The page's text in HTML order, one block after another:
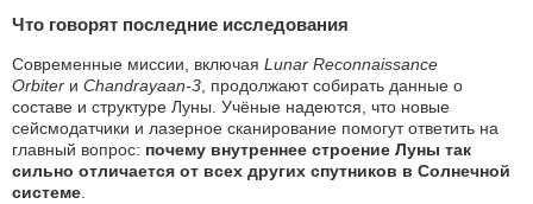
Что говорят последние исследования
Современные миссии, включая Lunar Reconnaissance
Orbiter и Chandrayaan-3 , продолжают собирать данные о
составе и структуре Луны. Учёные надеются, что новые
сейсмодатчики и лазерное сканирование помогут ответить на
главный вопрос: почему внутреннее строение Луны так
сильно отличается от всех других спутников в Солнечной
системе